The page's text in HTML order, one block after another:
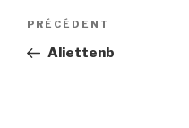
Navigation
l’article
Article
précédent
PRÉCÉDENT
Aliettenb